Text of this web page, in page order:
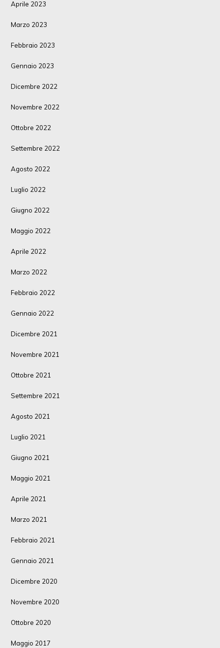
Aprile 2023
Marzo 2023
Febbraio 2023
Gennaio 2023
Dicembre 2022
Novembre 2022
Ottobre 2022
Settembre 2022
Agosto 2022
Luglio 2022
Giugno 2022
Maggio 2022
Aprile 2022
Marzo 2022
Febbraio 2022
Gennaio 2022
Dicembre 2021
Novembre 2021
Ottobre 2021
Settembre 2021
Agosto 2021
Luglio 2021
Giugno 2021
Maggio 2021
Aprile 2021
Marzo 2021
Febbraio 2021
Gennaio 2021
Dicembre 2020
Novembre 2020
Ottobre 2020
Maggio 2017